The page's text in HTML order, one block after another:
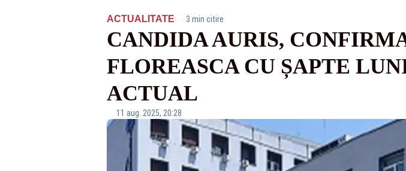
ACTUALITATE· 3 min citire
CANDIDA AURIS,
FLOREASCA CU ȘAPTE
ACTUAL
11 aug. 2025, 20:28